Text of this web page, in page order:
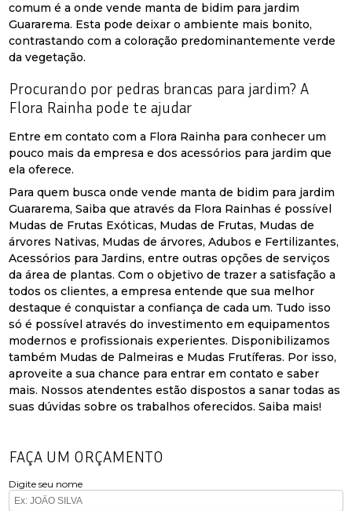
comum é a onde vende manta de bidim para jardim
Guararema. Esta pode deixar o ambiente mais bonito,
contrastando com a coloração predominantemente verde
da vegetação.
Procurando por pedras brancas para jardim? A
Flora Rainha pode te ajudar
Entre em contato com a Flora Rainha para conhecer um
pouco mais da empresa e dos acessórios para jardim que
ela oferece.
Para quem busca onde vende manta de bidim para jardim
Guararema, Saiba que através da Flora Rainhas é possível
Mudas de Frutas Exóticas, Mudas de Frutas, Mudas de
árvores Nativas, Mudas de árvores, Adubos e Fertilizantes,
Acessórios para Jardins, entre outras opções de serviços
da área de plantas. Com o objetivo de trazer a satisfação a
todos os clientes, a empresa entende que sua melhor
destaque é conquistar a confiança de cada um. Tudo isso
só é possível através do investimento em equipamentos
modernos e profissionais experientes. Disponibilizamos
também Mudas de Palmeiras e Mudas Frutíferas. Por isso,
aproveite a sua chance para entrar em contato e saber
mais. Nossos atendentes estão dispostos a sanar todas as
suas dúvidas sobre os trabalhos oferecidos. Saiba mais!
FAÇA UM ORÇAMENTO
Digite seu nome